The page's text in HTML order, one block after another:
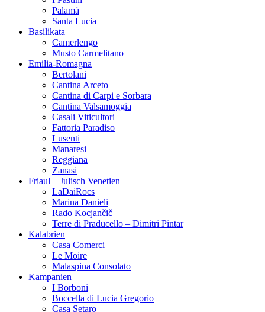
I Pàstini
Palamà
Santa Lucia
Basilikata
Camerlengo
Musto Carmelitano
Emilia-Romagna
Bertolani
Cantina Arceto
Cantina di Carpi e Sorbara
Cantina Valsamoggia
Casali Viticultori
Fattoria Paradiso
Lusenti
Manaresi
Reggiana
Zanasi
Friaul – Julisch Venetien
LaDaiRocs
Marina Danieli
Rado Kocjančič
Terre di Praducello – Dimitri Pintar
Kalabrien
Casa Comerci
Le Moire
Malaspina Consolato
Kampanien
I Borboni
Boccella di Lucia Gregorio